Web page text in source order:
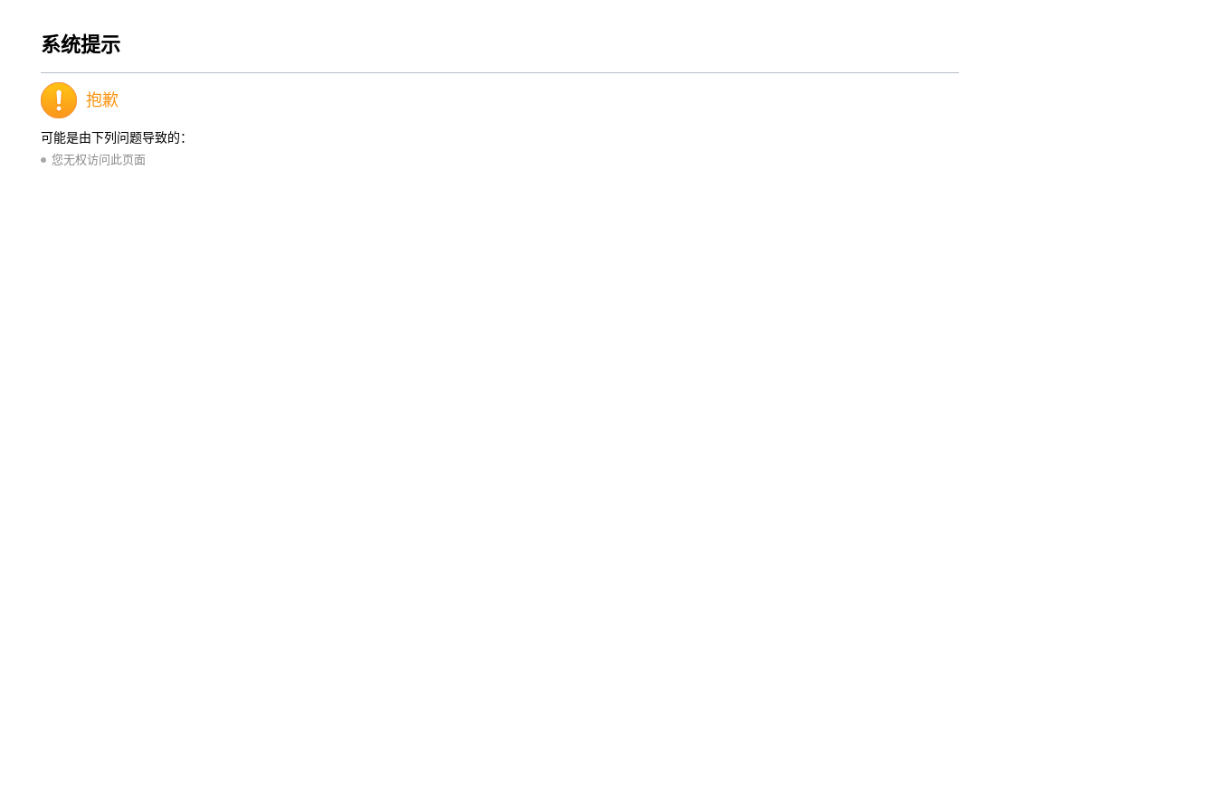
系统提示
抱歉
可能是由下列问题导致的：
您无权访问此页面